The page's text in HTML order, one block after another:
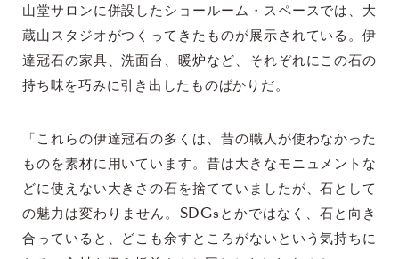
山堂サロンに併設したショールーム・スペースでは、大
蔵山スタジオがつくってきたものが展示されている。伊
達冠石の家具、洗面台、暖炉など、それぞれにこの石の
持ち味を巧みに引き出したものばかりだ。
「これらの伊達冠石の多くは、昔の職人が使わなかった
ものを素材に用いています。昔は大きなモニュメントな
どに使えない大きさの石を捨てていましたが、石として
の魅力は変わりません。SDGsとかではなく、石と向き
合っていると、どこも余すところがないという気持ちに